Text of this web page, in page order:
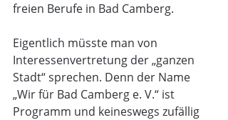
freien Berufe in Bad Camberg.
Eigentlich müsste man von
Interessenvertretung der „ganzen
Stadt“ sprechen. Denn der Name
„Wir für Bad Camberg e. V.“ ist
Programm und keineswegs zufällig